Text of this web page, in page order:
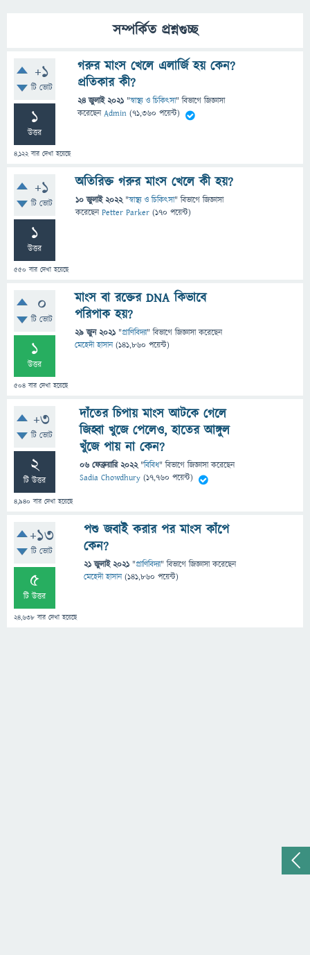
সম্পর্কিত প্রশ্নগুচ্ছ
+1
টি ভোট
1
উত্তর
4,122বার দেখা হয়েছে
গরুর মাংস খেলে এলার্জি হয় কেন?
প্রতিকার কী?
24 জুলাই 2021 "স্বাস্থ্য ও চিকিৎসা" বিভাগে জিজ্ঞাসা
করেছেনAdmin (71,360 পয়েন্ট)
+1
টি ভোট
1
উত্তর
550 বার দেখা হয়েছে
অতিরিক্ত গরুর মাংস খেলে কী হয়?
10 জুলাই 2022 "স্বাস্থ্য ও চিকিৎসা" বিভাগে জিজ্ঞাসা
করেছেনPetter Parker (170 পয়েন্ট)
0
টি ভোট
1
উত্তর
504 বার দেখা হয়েছে
মাংস বা রক্তের DNA কিভাবে
পরিপাক হয়?
29 জুন 2021 "প্রাণিবিদ্যা" বিভাগে জিজ্ঞাসাকরেছেন
মেহেদী হাসান (141,860 পয়েন্ট)
+3
টি ভোট
2
টি উত্তর
4,940 বার দেখা হয়েছে
দাঁতের চিপায় মাংস আটকে গেলে
জিহ্বা খুজে পেলেও, হাতের আঙ্গুল
খুঁজে পায় না কেন?
06 ফেব্রুয়ারি 2022 "বিবিধ" বিভাগে জিজ্ঞাসাকরেছেন
Sadia Chowdhury (17,760 পয়েন্ট)
+13
টি ভোট
5
টি উত্তর
24,638 বার দেখা হয়েছে
পশু জবাই করার পর মাংস কাঁপে
কেন?
21 জুলাই 2021 "প্রাণিবিদ্যা" বিভাগে জিজ্ঞাসাকরেছেন
মেহেদী হাসান (141,860 পয়েন্ট)